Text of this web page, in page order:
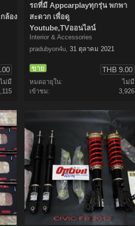
ล้อง
ไม่มี
รถที่มี Appcarplayทุกรุ่น พกพา
สะดวก เพื่อดู
Youtube,TVออนไลน์
Interior & Accessories
pradubyon4u, 31 ตุลาคม 2021
ขาย THB 9.00
หมดอายุใน:
ไม่มี
เข้าชม:
3,926